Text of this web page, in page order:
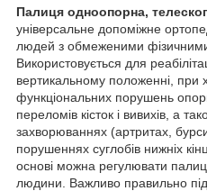
Палиця одноопорна,
універсальне допоміжне
людей з обмеженими
Використовується для
вертикальному положенні, при
функціональних порушень
переломів кісток і вивихів, а
захворюваннях (артритах,
порушеннях суглобів нижніх
основі можна регулювати
людини. Важливо правильно